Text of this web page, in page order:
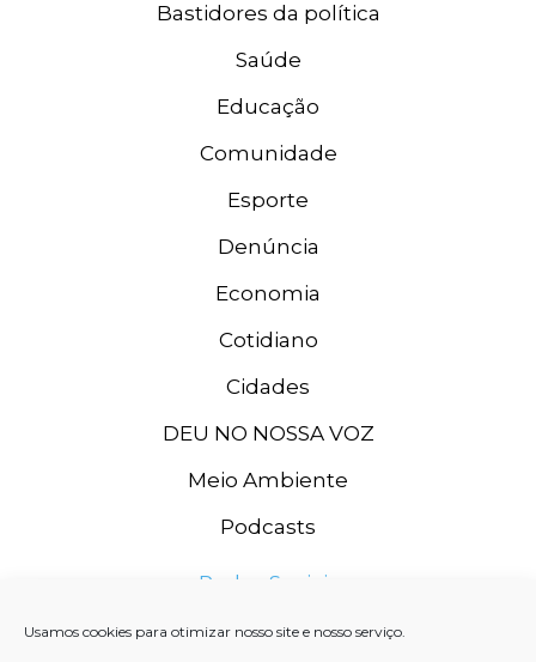
Usamos cookies para otimizar nosso site e nosso serviço.
Bastidores da política
Saúde
Educação
Comunidade
Esporte
Denúncia
Economia
Cotidiano
Cidades
DEU NO NOSSA VOZ
Meio Ambiente
Podcasts
Redes Sociais